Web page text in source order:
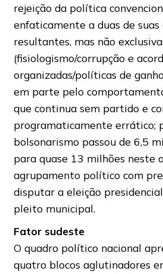
rejeição da política
enfaticamente a duas de
resultantes, mas não
(fisiologismo/corrupção e
organizadas/políticas de
em parte pelo
que continua sem partido e
programaticamente errático;
bolsonarismo passou de 6,5
para quase 13 milhões neste
agrupamento político com
disputar a eleição
pleito municipal.
Fator sudeste
O quadro político nacional
quatro blocos aglutinadores